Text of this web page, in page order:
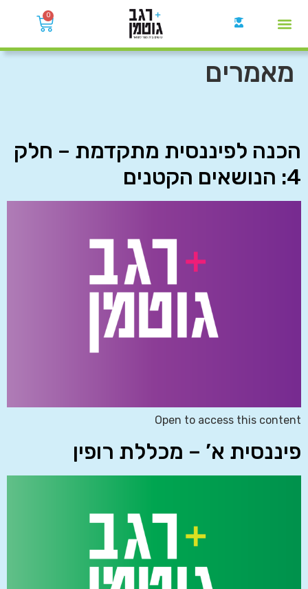
0
מאמרים
הכנה לפיננסית מתקדמת – חלק
4: הנושאים הקטנים
Open to access this content
פיננסית א’ – מכללת רופין